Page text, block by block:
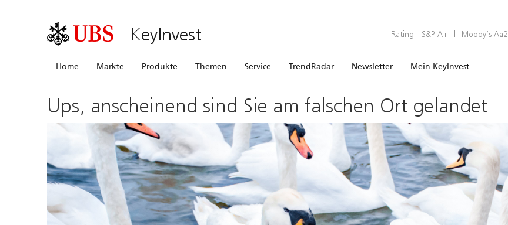
KeyInvest Rating: S&P A+ | Moody’s Aa2
Home Märkte Produkte Themen Service TrendRadar Newsletter Mein KeyInvest
Ups, anscheinend sind Sie am falschen Ort gelandet